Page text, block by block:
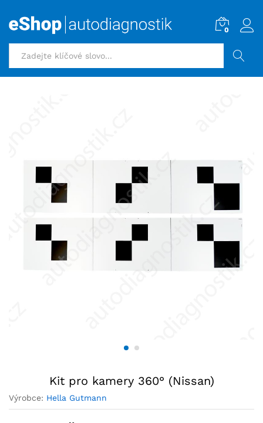
0
Kit pro kamery 360° (Nissan)
Výrobce: Hella Gutmann